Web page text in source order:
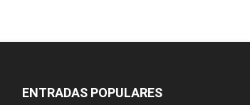
ENTRADAS POPULARES